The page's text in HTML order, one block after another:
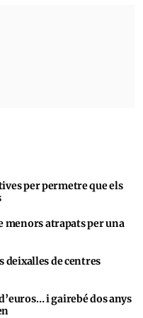
per permetre que els
menors atrapats per una
deixalles de centres
i gairebé dos anys